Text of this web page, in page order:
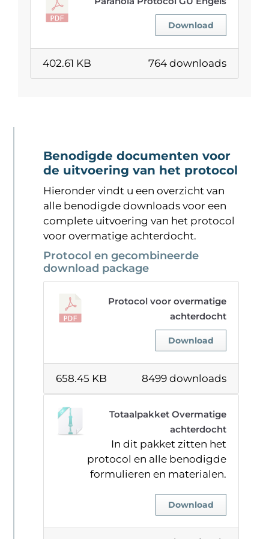
Download
764 downloads
402.61 KB
Benodigde documenten voor
de uitvoering van het protocol
Hieronder vindt u een overzicht van
alle benodigde downloads voor een
complete uitvoering van het protocol
voor overmatige achterdocht.
Protocol en gecombineerde
download package
Protocol voor overmatige
achterdocht
Download
8499 downloads
658.45 KB
Totaalpakket Overmatige
achterdocht
In dit pakket zitten het
protocol en alle benodigde
formulieren en materialen.
Download